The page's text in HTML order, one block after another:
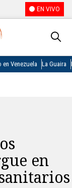
EN VIVO
en Venezuela La Guaira
en